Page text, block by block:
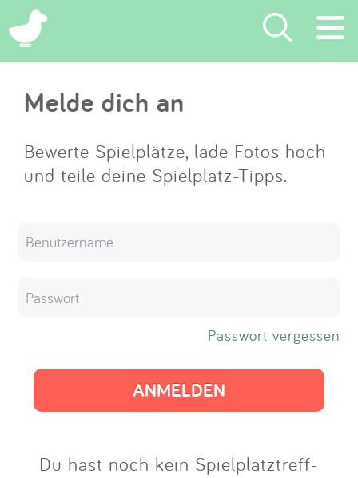
×
Suchen
Eintragen
App
Melde dich an
Bewerte Spielplätze, lade Fotos hoch
und teile deine Spielplatz-Tipps.
Passwort vergessen
Du hast noch kein Spielplatztreff-